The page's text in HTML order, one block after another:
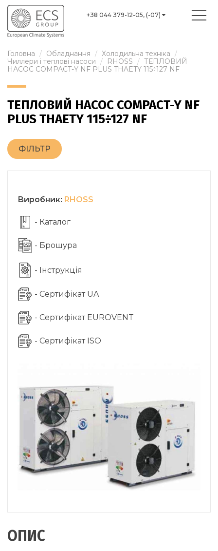
+38 044 379-12-05, (-07)
Головна Обладнання
Холодильна техніка
Чиллери і теплові насоси
RHOSS
ТЕПЛОВИЙ
НАСОС COMPACT-Y NF PLUS THAETY 115÷127 NF
ТЕПЛОВИЙ НАСОС COMPACT-Y NF
PLUS THAETY 115÷127 NF
ФІЛЬТР
Виробник: RHOSS
- Каталог
- Брошура
- Інструкція
- Сертифікат UA
- Сертифікат EUROVENT
- Сертифікат ISO
ОПИС